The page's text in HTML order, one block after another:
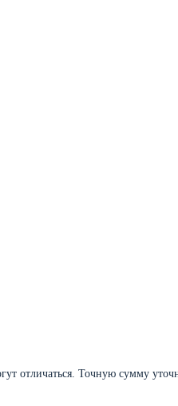
отличаться. Точную сумму